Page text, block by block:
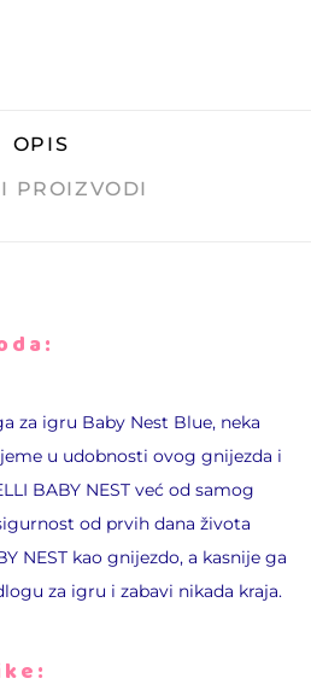
OPIS
PROIZVODI
za igru Baby Nest Blue, neka
u udobnosti ovog gnijezda i
BABY NEST već od samog
od prvih dana života
NEST kao gnijezdo, a kasnije ga
za igru i zabavi nikada kraja.